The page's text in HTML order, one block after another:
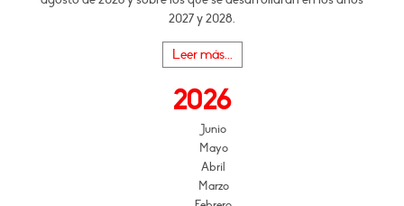
2027 y 2028.
Leer más...
2026
Junio
Mayo
Abril
Marzo